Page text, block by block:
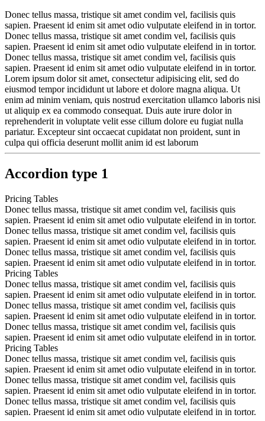
Donec tellus massa, tristique sit amet condim vel, facilisis quis
sapien. Praesent id enim sit amet odio vulputate eleifend in in tortor.
Donec tellus massa, tristique sit amet condim vel, facilisis quis
sapien. Praesent id enim sit amet odio vulputate eleifend in in tortor.
Donec tellus massa, tristique sit amet condim vel, facilisis quis
sapien. Praesent id enim sit amet odio vulputate eleifend in in tortor.
Lorem ipsum dolor sit amet, consectetur adipisicing elit, sed do
eiusmod tempor incididunt ut labore et dolore magna aliqua. Ut
enim ad minim veniam, quis nostrud exercitation ullamco laboris nisi
ut aliquip ex ea commodo consequat. Duis aute irure dolor in
reprehenderit in voluptate velit esse cillum dolore eu fugiat nulla
pariatur. Excepteur sint occaecat cupidatat non proident, sunt in
culpa qui officia deserunt mollit anim id est laborum
Accordion type 1
Pricing Tables
Donec tellus massa, tristique sit amet condim vel, facilisis quis
sapien. Praesent id enim sit amet odio vulputate eleifend in in tortor.
Donec tellus massa, tristique sit amet condim vel, facilisis quis
sapien. Praesent id enim sit amet odio vulputate eleifend in in tortor.
Donec tellus massa, tristique sit amet condim vel, facilisis quis
sapien. Praesent id enim sit amet odio vulputate eleifend in in tortor.
Pricing Tables
Donec tellus massa, tristique sit amet condim vel, facilisis quis
sapien. Praesent id enim sit amet odio vulputate eleifend in in tortor.
Donec tellus massa, tristique sit amet condim vel, facilisis quis
sapien. Praesent id enim sit amet odio vulputate eleifend in in tortor.
Donec tellus massa, tristique sit amet condim vel, facilisis quis
sapien. Praesent id enim sit amet odio vulputate eleifend in in tortor.
Pricing Tables
Donec tellus massa, tristique sit amet condim vel, facilisis quis
sapien. Praesent id enim sit amet odio vulputate eleifend in in tortor.
Donec tellus massa, tristique sit amet condim vel, facilisis quis
sapien. Praesent id enim sit amet odio vulputate eleifend in in tortor.
Donec tellus massa, tristique sit amet condim vel, facilisis quis
sapien. Praesent id enim sit amet odio vulputate eleifend in in tortor.